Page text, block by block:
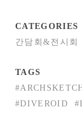
CATEGORIES
간담회&전시회
TAGS
#DIVEROID